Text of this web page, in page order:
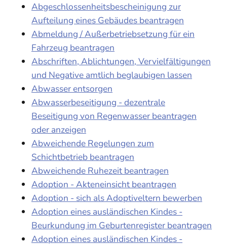
Abgeschlossenheitsbescheinigung zur
Aufteilung eines Gebäudes beantragen
Abmeldung / Außerbetriebsetzung für ein
Fahrzeug beantragen
Abschriften, Ablichtungen, Vervielfältigungen
und Negative amtlich beglaubigen lassen
Abwasser entsorgen
Abwasserbeseitigung - dezentrale
Beseitigung von Regenwasser beantragen
oder anzeigen
Abweichende Regelungen zum
Schichtbetrieb beantragen
Abweichende Ruhezeit beantragen
Adoption - Akteneinsicht beantragen
Adoption - sich als Adoptiveltern bewerben
Adoption eines ausländischen Kindes -
Beurkundung im Geburtenregister beantragen
Adoption eines ausländischen Kindes -